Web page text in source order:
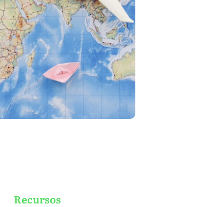
Recursos